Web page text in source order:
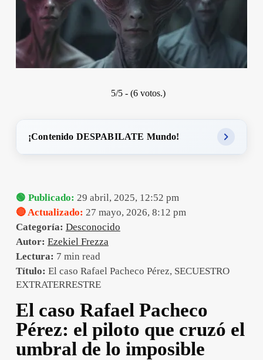
5/5 - (6 votos.)
¡Contenido DESPABILATE Mundo!
🟢 Publicado: 29 abril, 2025, 12:52 pm
🔴 Actualizado: 27 mayo, 2026, 8:12 pm
Categoría: Desconocido
Autor: Ezekiel Frezza
Lectura: 7 min read
Título: El caso Rafael Pacheco Pérez, SECUESTRO
EXTRATERRESTRE
El caso Rafael Pacheco
Pérez: el piloto que cruzó el
umbral de lo imposible